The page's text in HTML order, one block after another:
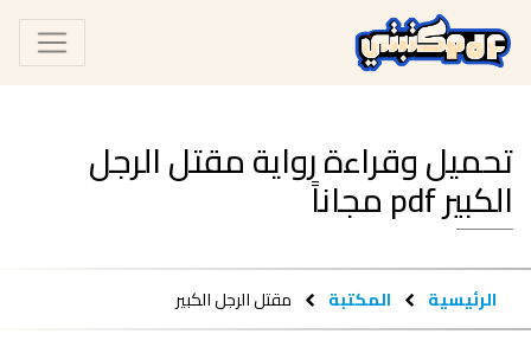
تحميل وقراءة رواية مقتل الرجل
الكبير pdf مجاناً
الرئيسية المكتبة مقتل الرجل الكبير